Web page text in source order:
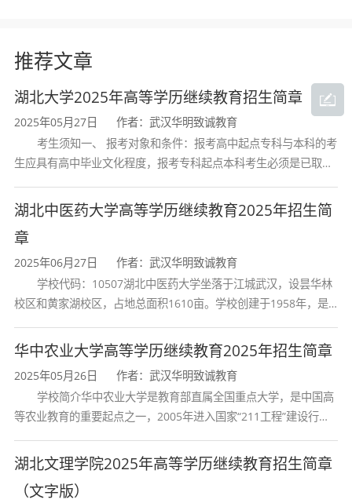
推荐文章
湖北大学2025年高等学历继续教育招生简章
2025年05月27日
作者：武汉华明致诚教育
考生须知一、 报考对象和条件：报考高中起点专科与本科的考
生应具有高中毕业文化程度，报考专科起点本科考生必须是已取得
构颁发的大学专科毕业证书的人
湖北中医药大学高等学历继续教育2025年招生简
章
2025年06月27日
作者：武汉华明致诚教育
学校代码：10507湖北中医药大学坐落于江城武汉，设昙华林
校区和黄家湖校区，占地总面积1610亩。学校创建于1958年，是
育和最早开办中医研究
华中农业大学高等学历继续教育2025年招生简章
2025年05月26日
作者：武汉华明致诚教育
学校简介华中农业大学是教育部直属全国重点大学，是中国高
等农业教育的重要起点之一，2005年进入国家“211工程”建设行
首轮“双一流”成效
湖北文理学院2025年高等学历继续教育招生简章
（文字版）